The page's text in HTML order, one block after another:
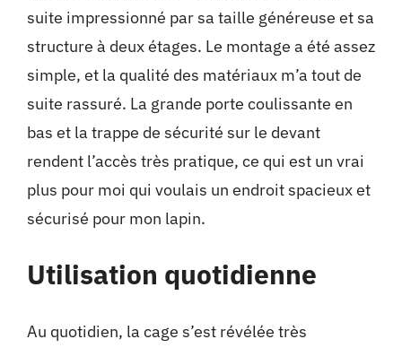
suite impressionné par sa taille généreuse et sa
structure à deux étages. Le montage a été assez
simple, et la qualité des matériaux m’a tout de
suite rassuré. La grande porte coulissante en
bas et la trappe de sécurité sur le devant
rendent l’accès très pratique, ce qui est un vrai
plus pour moi qui voulais un endroit spacieux et
sécurisé pour mon lapin.
Utilisation quotidienne
Au quotidien, la cage s’est révélée très